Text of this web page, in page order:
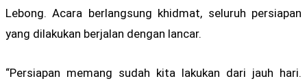
Lebong. Acara berlangsung khidmat, seluruh persiapan
yang dilakukan berjalan dengan lancar.
“Persiapan memang sudah kita lakukan dari jauh hari.